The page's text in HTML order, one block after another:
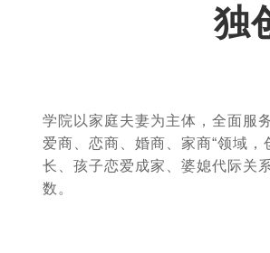
独
学院以家庭夫妻为主体，全面服
爱商、恋商、婚商、家商“领域
长、孩子恋爱成家、婆媳代际关
数。